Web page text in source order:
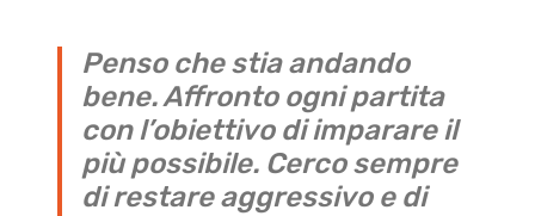
Penso che stia andando
bene. Affronto ogni partita
con l’obiettivo di imparare il
più possibile. Cerco sempre
di restare aggressivo e di